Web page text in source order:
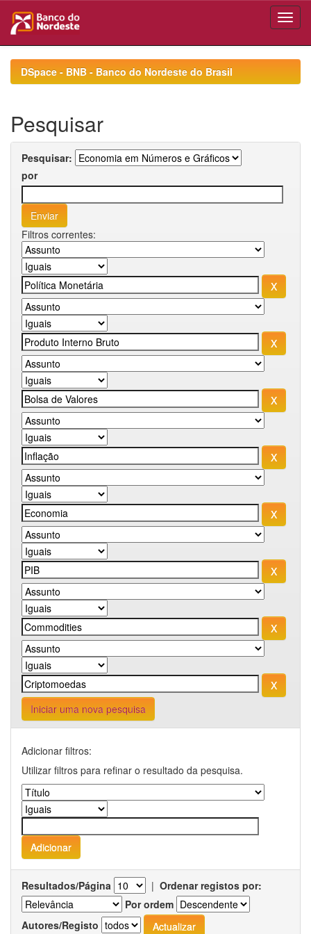
navigationDSpace - BNB - Banco do Nordeste do Brasil
Pesquisar
Pesquisar:
por
Filtros correntes:
Iniciar uma nova pesquisa
Adicionar filtros:
Utilizar filtros para refinar o resultado da pesquisa.
Resultados/Página | Ordenar registos por:
Por ordem
Autores/Registo